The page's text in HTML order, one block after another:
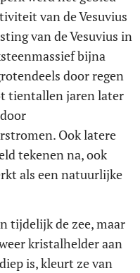
van de Vesuvius
van de Vesuvius in
bijna
door regen
tientallen jaren later
Ook latere
tekenen na, ook
als een natuurlijke
tijdelijk de zee, maar
kristalhelder aan
is, kleurt ze van